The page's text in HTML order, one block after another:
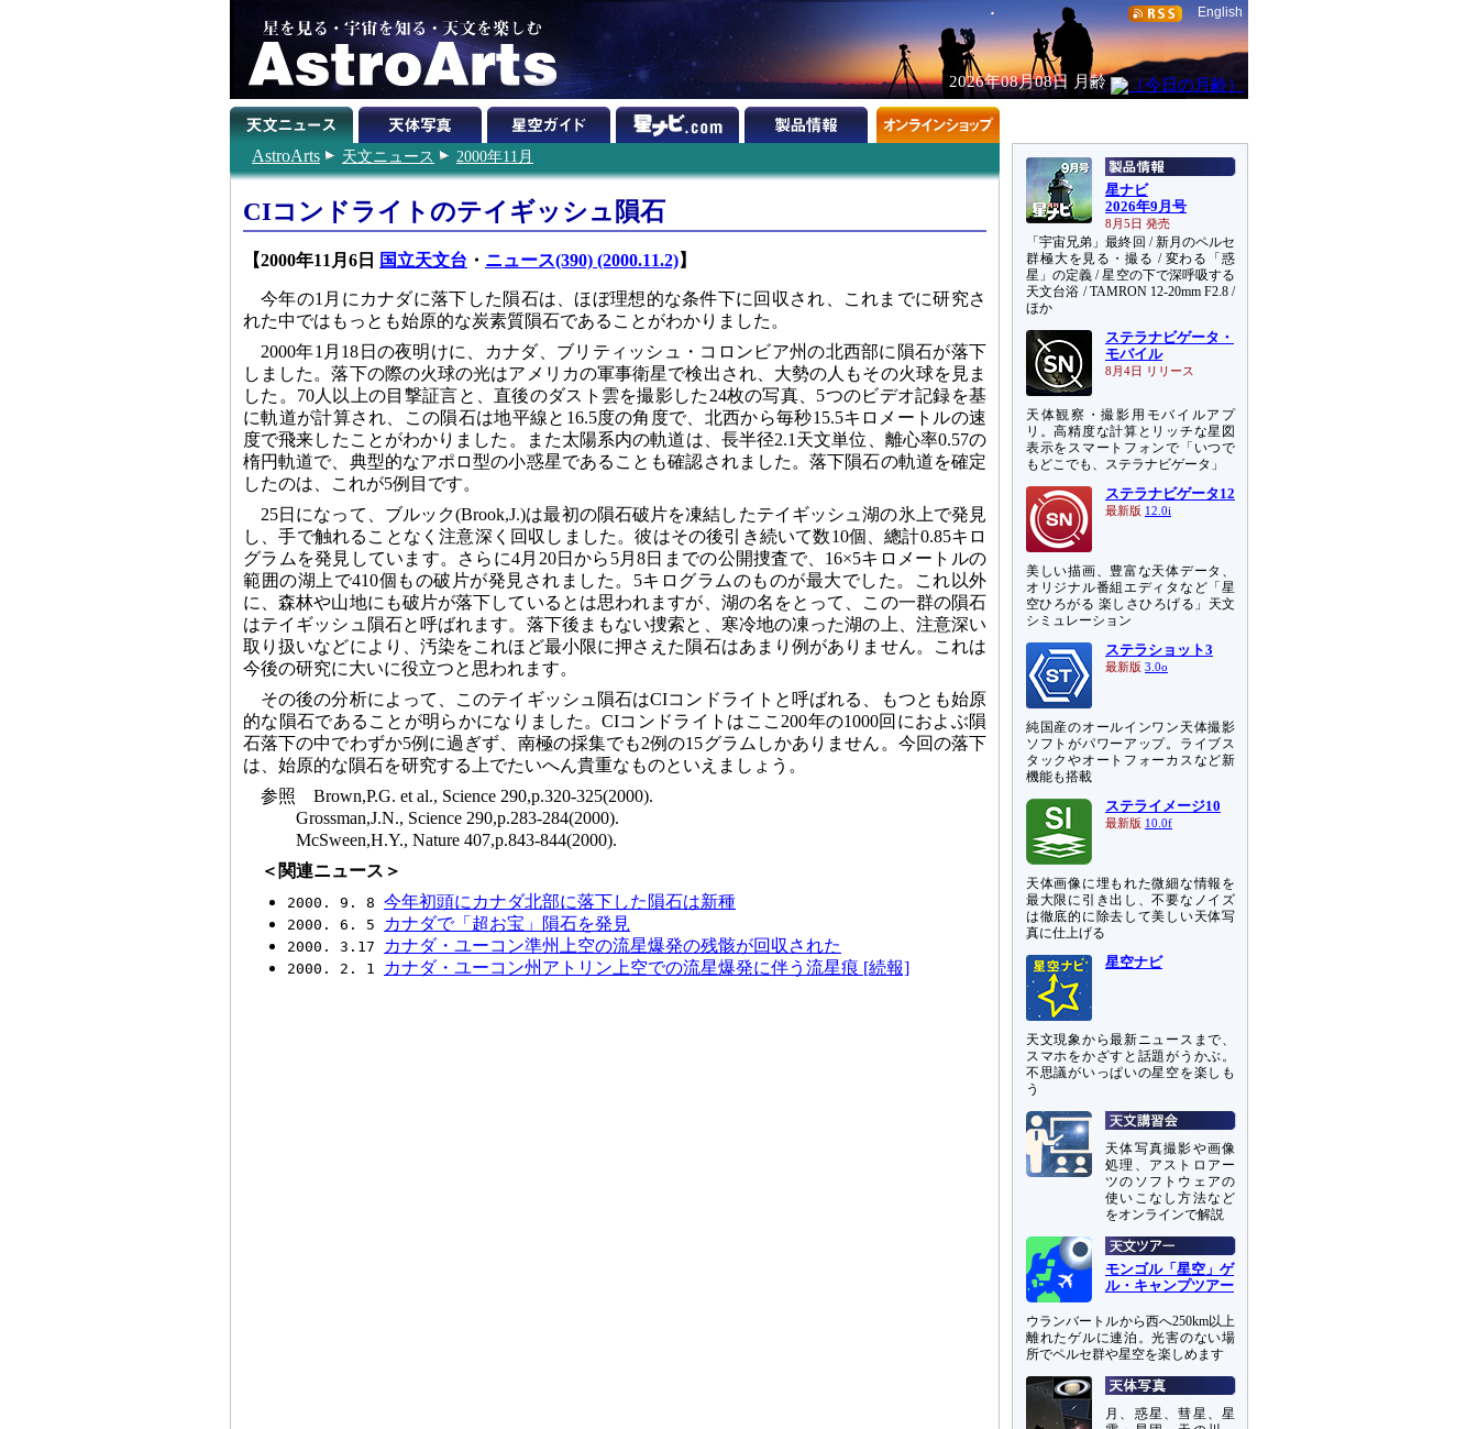
English
2026年08月08日 月齢
AstroArts 天文ニュース 2000年11月
CIコンドライトのテイギッシュ隕石
【2000年11月6日 国立天文台 ・ ニュース(390) (2000.11.2)】
今年の1月にカナダに落下した隕石は、ほぼ理想的な条件下に回収され、これまでに研究さ
れた中ではもっとも始原的な炭素質隕石であることがわかりました。
2000年1月18日の夜明けに、カナダ、ブリティッシュ・コロンビア州の北西部に隕石が落下
しました。落下の際の火球の光はアメリカの軍事衛星で検出され、大勢の人もその火球を見ま
した。70人以上の目撃証言と、直後のダスト雲を撮影した24枚の写真、5つのビデオ記録を基
に軌道が計算され、この隕石は地平線と16.5度の角度で、北西から毎秒15.5キロメートルの速
度で飛来したことがわかりました。また太陽系内の軌道は、長半径2.1天文単位、離心率0.57の
楕円軌道で、典型的なアポロ型の小惑星であることも確認されました。落下隕石の軌道を確定
したのは、これが5例目です。
25日になって、ブルック(Brook,J.)は最初の隕石破片を凍結したテイギッシュ湖の氷上で発見
し、手で触れることなく注意深く回収しました。彼はその後引き続いて数10個、總計0.85キロ
グラムを発見しています。さらに4月20日から5月8日までの公開捜査で、16×5キロメートルの
範囲の湖上で410個もの破片が発見されました。5キログラムのものが最大でした。これ以外
に、森林や山地にも破片が落下しているとは思われますが、湖の名をとって、この一群の隕石
はテイギッシュ隕石と呼ばれます。落下後まもない捜索と、寒冷地の凍った湖の上、注意深い
取り扱いなどにより、汚染をこれほど最小限に押さえた隕石はあまり例がありません。これは
今後の研究に大いに役立つと思われます。
その後の分析によって、このテイギッシュ隕石はCIコンドライトと呼ばれる、もつとも始原
的な隕石であることが明らかになりました。CIコンドライトはここ200年の1000回におよぶ隕
石落下の中でわずか5例に過ぎず、南極の採集でも2例の15グラムしかありません。今回の落下
は、始原的な隕石を研究する上でたいへん貴重なものといえましょう。
参照 Brown,P.G. et al., Science 290,p.320-325(2000).
Grossman,J.N., Science 290,p.283-284(2000).
McSween,H.Y., Nature 407,p.843-844(2000).
＜関連ニュース＞
2000. 9. 8 今年初頭にカナダ北部に落下した隕石は新種
2000. 6. 5 カナダで「超お宝」隕石を発見
2000. 3.17 カナダ・ユーコン準州上空の流星爆発の残骸が回収された
2000. 2. 1 カナダ・ユーコン州アトリン上空での流星爆発に伴う流星痕 [続報]
星ナビ
2026年9月号
8月5日 発売
「宇宙兄弟」最終回 / 新月のペルセ
群極大を見る・撮る / 変わる「惑
星」の定義 / 星空の下で深呼吸する
天文台浴 / TAMRON 12-20mm F2.8 /
ほか
ステラナビゲータ・
モバイル
8月4日 リリース
天体観察・撮影用モバイルアプ
リ。高精度な計算とリッチな星図
表示をスマートフォンで「いつで
もどこでも、ステラナビゲータ」
ステラナビゲータ12
最新版 12.0i
美しい描画、豊富な天体データ、
オリジナル番組エディタなど「星
空ひろがる 楽しさひろげる」天文
シミュレーション
ステラショット3
最新版 3.0o
純国産のオールインワン天体撮影
ソフトがパワーアップ。ライブス
タックやオートフォーカスなど新
機能も搭載
ステライメージ10
最新版 10.0f
天体画像に埋もれた微細な情報を
最大限に引き出し、不要なノイズ
は徹底的に除去して美しい天体写
真に仕上げる
星空ナビ
天文現象から最新ニュースまで、
スマホをかざすと話題がうかぶ。
不思議がいっぱいの星空を楽しも
う
天体写真撮影や画像
処理、アストロアー
ツのソフトウェアの
使いこなし方法など
をオンラインで解説
モンゴル「星空」ゲ
ル・キャンプツアー
ウランバートルから西へ250km以上
離れたゲルに連泊。光害のない場
所でペルセ群や星空を楽しめます
月、惑星、彗星、星